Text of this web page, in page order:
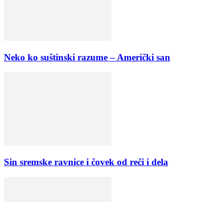
Neko ko suštinski razume – Američki san
Sin sremske ravnice i čovek od reči i dela